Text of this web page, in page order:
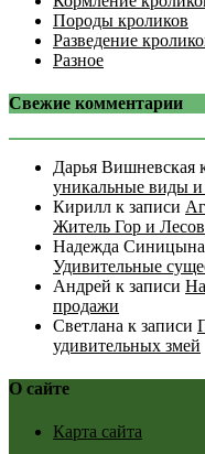
Породы кроликов
Разведение
Разное
Свежие комментарии
Дарья Вишневская
уникальные виды
Кирилл к записи
Житель Гор и Лесов
Надежда Синицына
Удивительные
Андрей к записи
продажи
Светлана к записи
удивительных змей
О сайте
Карта сайта